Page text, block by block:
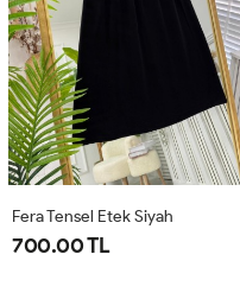
Fera Tensel Etek Siyah
700.00 TL